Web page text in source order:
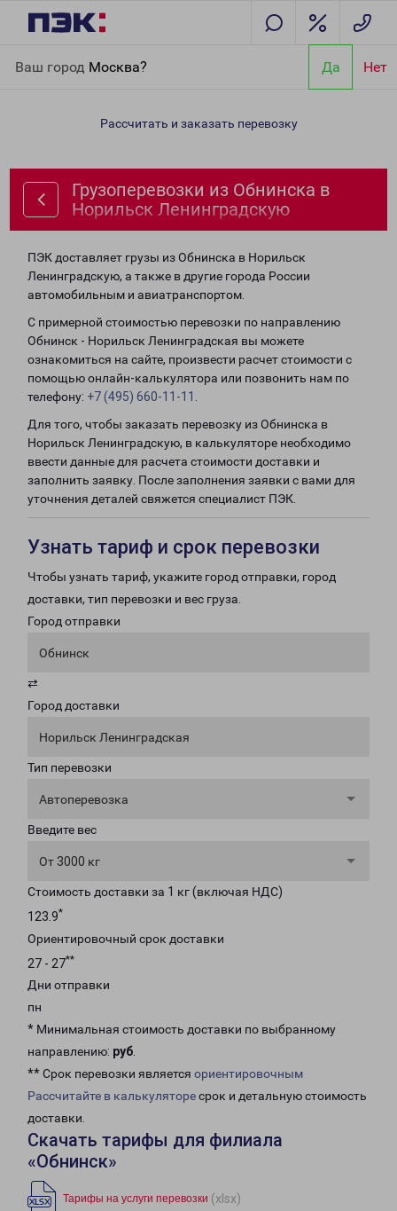
Ваш город Москва? Да Нет
Норильск Ленинградскую
Рассчитать и заказать перевозку
Грузоперевозки из Обнинска в
Норильск Ленинградскую
ПЭК доставляет грузы из Обнинска в Норильск
Ленинградскую, а также в другие города России
автомобильным и авиатранспортом.
С примерной стоимостью перевозки по направлению
Обнинск - Норильск Ленинградская вы можете
ознакомиться на сайте, произвести расчет стоимости с
помощью онлайн-калькулятора или позвонить нам по
телефону: +7 (495) 660-11-11
Для того, чтобы заказать перевозку из Обнинска в
Норильск Ленинградскую, в калькуляторе необходимо
ввести данные для расчета стоимости доставки и
заполнить заявку. После заполнения заявки с вами для
уточнения деталей свяжется специалист ПЭК.
Узнать тариф и срок перевозки
Чтобы узнать тариф, укажите город отправки, город
доставки, тип перевозки и вес груза.
Город отправки
Обнинск
⇄
Город доставки
Норильск Ленинградская
Тип перевозки
Автоперевозка
Введите вес
От 3000 кг
Стоимость доставки за 1 кг (включая НДС)
123.9*
Ориентировочный срок доставки
27 - 27**
Дни отправки
пн
* Минимальная стоимость доставки по выбранному
направлению: руб.
** Срок перевозки является ориентировочным
Рассчитайте в калькуляторесрок и детальную стоимость
доставки.
Скачать тарифы для филиала
«Обнинск»
Тарифы на услуги перевозки (xlsx)